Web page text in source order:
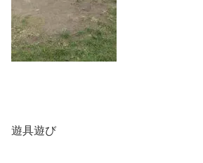
遊具遊び